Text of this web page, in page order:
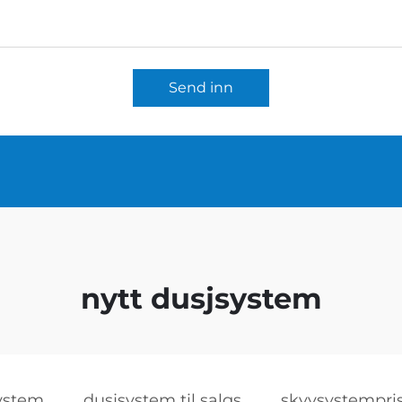
Send inn
nytt dusjsystem